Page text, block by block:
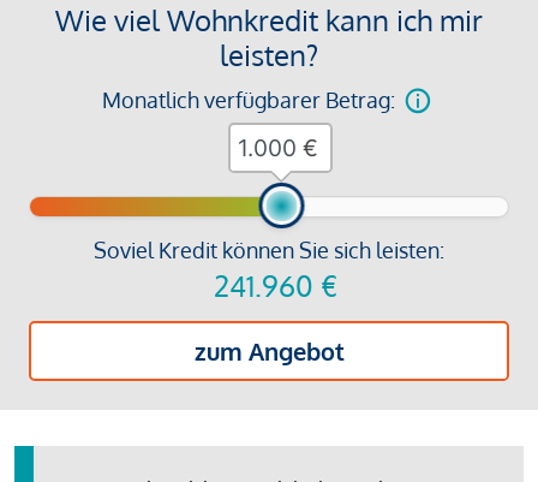
Wie viel Wohnkredit kann ich mir
leisten?
Monatlich verfügbarer Betrag:
Soviel Kredit können Sie sich leisten:
241.960 €
zum Angebot
€